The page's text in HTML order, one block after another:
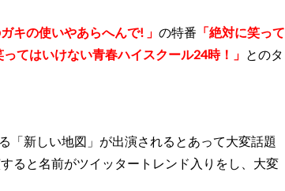
キの使いやあらへんで! 」 の特番 「絶対に笑って
ってはいけない青春ハイスクール24時！」 とのタ
「新しい地図」が出演されるとあって大変話題
ると名前がツイッタートレンド入りをし、大変